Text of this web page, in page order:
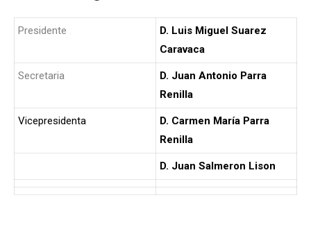
Presidente
D. Luis Miguel Suarez
Caravaca
Secretaria
D. Juan Antonio Parra
Renilla
Vicepresidenta
D. Carmen María Parra
Renilla
D. Juan Salmeron Lison